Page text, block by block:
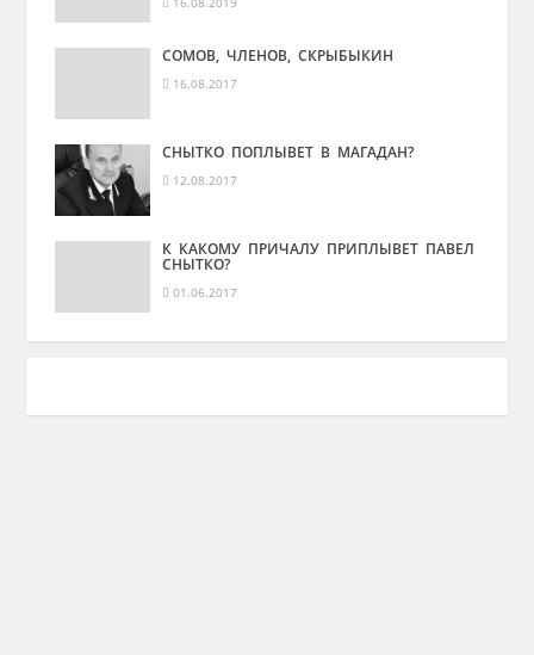
СОМОВ, ЧЛЕНОВ, СКРЫБЫКИН
16.08.2017
СНЫТКО ПОПЛЫВЕТ В МАГАДАН?
12.08.2017
К КАКОМУ ПРИЧАЛУ ПРИПЛЫВЕТ ПАВЕЛ
СНЫТКО?
01.06.2017